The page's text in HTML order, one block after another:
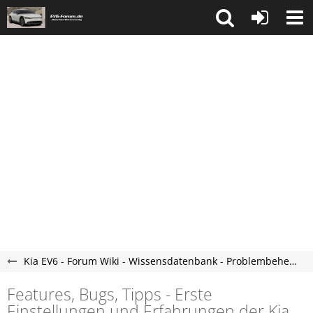
Kia EV6 - Forum Wiki - Wissensdatenbank - Problembehebungen.
Features, Bugs, Tipps - Erste